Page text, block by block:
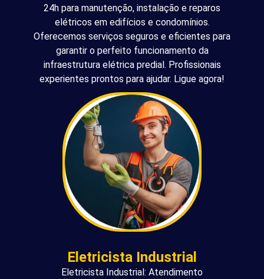
24h para manutenção, instalação e reparos
elétricos em edifícios e condomínios.
Oferecemos serviços seguros e eficientes para
garantir o perfeito funcionamento da
infraestrutura elétrica predial. Profissionais
experientes prontos para ajudar. Ligue agora!
Eletricista Industrial
Eletricista Industrial: Atendimento